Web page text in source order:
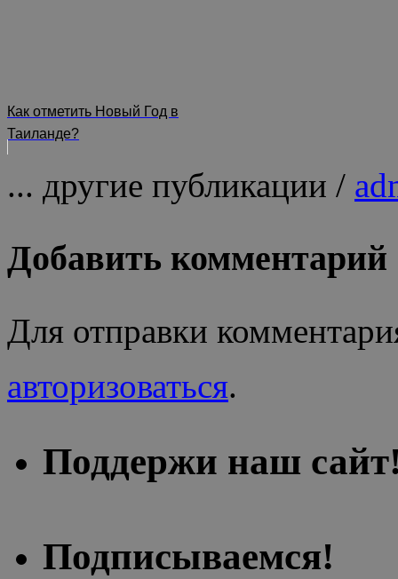
Как отметить Новый Год в
Таиланде?
... другие публикации /
Добавить комментарий
Для отправки
авторизоваться.
Поддержи наш
Подписываемся!